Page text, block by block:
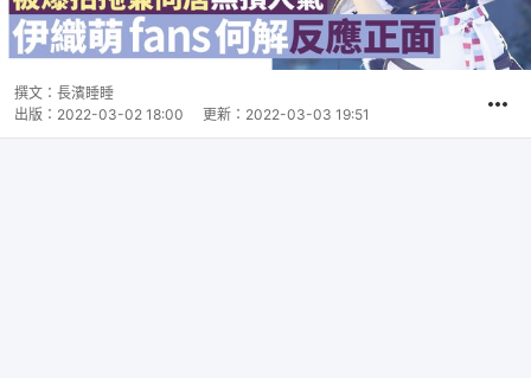
撰文： 長濱睡睡
出版： 2022-03-02 18:00 更新： 2022-03-03 19:51